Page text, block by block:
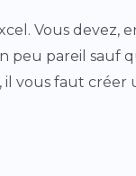
Vous devez,
pareil sauf
il vous faut